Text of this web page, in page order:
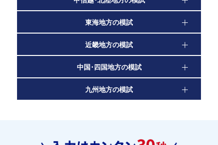
東海地方の模試
近畿地方の模試
中国･四国地方の模試
九州地方の模試